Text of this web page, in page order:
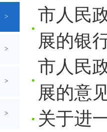
>
>
>
>
市人民
展的银
市人民
展的意
关于进